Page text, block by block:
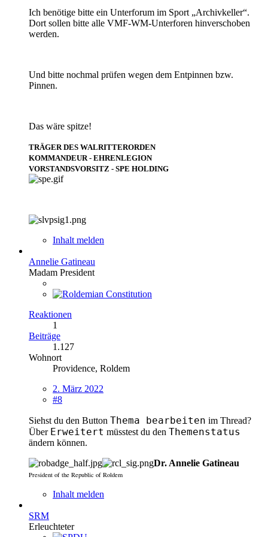
Ich benötige bitte ein Unterforum im Sport „Archivkeller“.
Dort sollen bitte alle VMF-WM-Unterforen hinverschoben
werden.
Und bitte nochmal prüfen wegen dem Entpinnen bzw.
Pinnen.
Das wäre spitze!
TRÄGER DES WALRITTERORDEN
KOMMANDEUR - EHRENLEGION
VORSTANDSVORSITZ - SPE HOLDING
Inhalt melden
Annelie Gatineau
Madam President
Reaktionen
1
Beiträge
1.127
Wohnort
Providence, Roldem
2. März 2022
#8
Siehst du den Button Thema bearbeiten im Thread?
Über Erweitert müsstest du den Themenstatus
ändern können.
Dr. Annelie Gatineau
President of the Republic of Roldem
Inhalt melden
SRM
Erleuchteter